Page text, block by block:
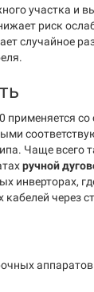
участка и
риск
случайное
применяется
Чаще всего
ручной
инверторах,
через